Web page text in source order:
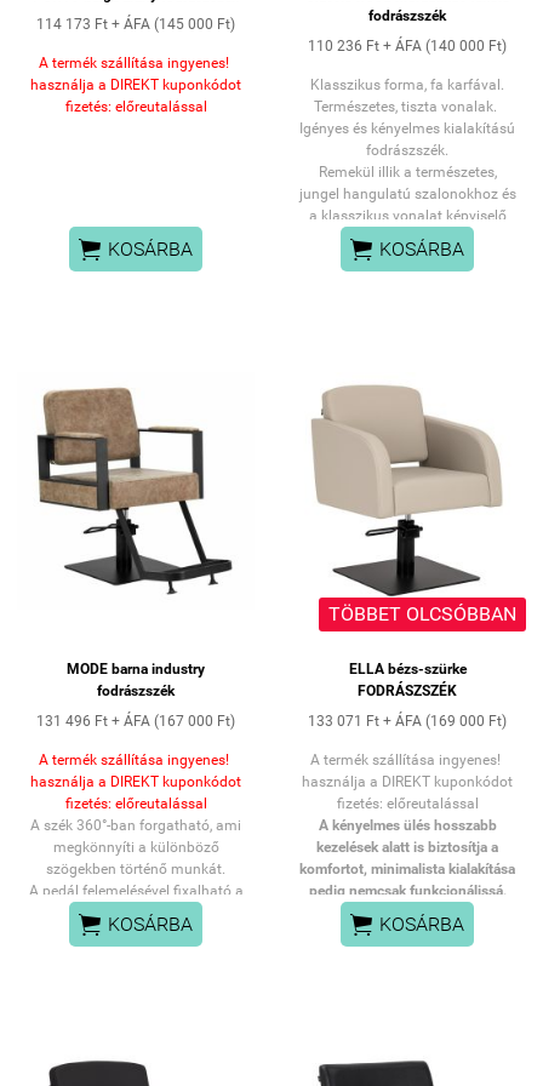
114 173 Ft + ÁFA (145 000 Ft)
A termék szállítása ingyenes!
használja a DIREKT kuponkódot
fizetés: előreutalással
 KOSÁRBA
fodrászszék
110 236 Ft + ÁFA (140 000 Ft)
Klasszikus forma, fa karfával.
Természetes, tiszta vonalak.
Igényes és kényelmes kialakítású
fodrászszék.
Remekül illik a természetes,
jungel hangulatú szalonokhoz és
a klasszikus vonalat képviselő
fodrászatokhoz.
 KOSÁRBA
MODE barna industry
fodrászszék
131 496 Ft + ÁFA (167 000 Ft)
A termék szállítása ingyenes!
használja a DIREKT kuponkódot
fizetés: előreutalással
A szék 360°-ban forgatható, ami
megkönnyíti a különböző
szögekben történő munkát.
A pedál felemelésével fixalható a
szék poziciója.
 KOSÁRBA
TÖBBET OLCSÓBBAN
ELLA bézs-szürke
FODRÁSZSZÉK
133 071 Ft + ÁFA (169 000 Ft)
A termék szállítása ingyenes!
használja a DIREKT kuponkódot
fizetés: előreutalással
A kényelmes ülés hosszabb
kezelések alatt is biztosítja a
komfortot, minimalista kialakítása
pedig nemcsak funkcionálissá,
hanem a szalonjának elegáns
megjelenést kölcsönöz.
még akkor is, amikor a vendég a
székben ül. Ez ergonomikussá
 KOSÁRBA